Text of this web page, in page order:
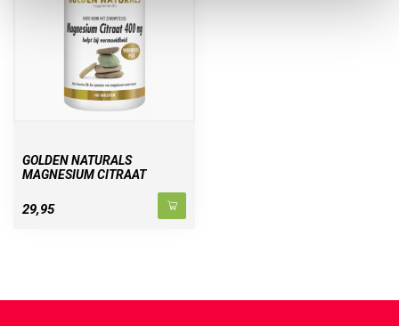
GOLDEN NATURALS
MAGNESIUM CITRAAT
29,95